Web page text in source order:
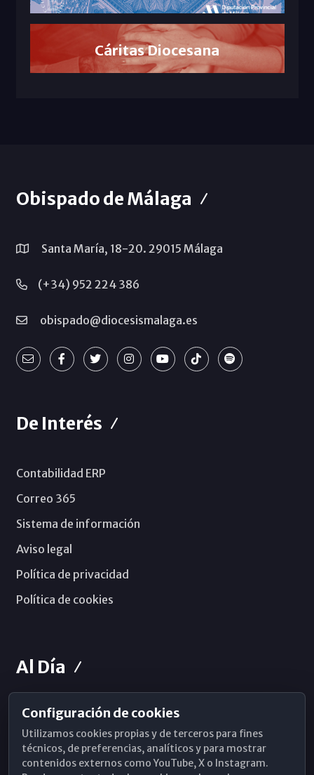
Cáritas Diocesana
Obispado de Málaga
Santa María, 18-20. 29015 Málaga
(+34) 952 224 386
obispado@diocesismalaga.es
De Interés
Contabilidad ERP
Correo 365
Sistema de información
Aviso legal
Política de privacidad
Política de cookies
Al Día
Horarios de Misa
Hemeroteca
WhatsApp
Configuración de cookies
Utilizamos cookies propias y de terceros para fines
técnicos, de preferencias, analíticos y para mostrar
contenidos externos como YouTube, X o Instagram.